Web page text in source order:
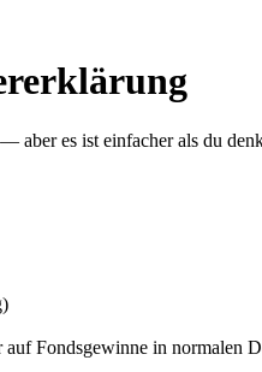
aber es ist einfacher als du
auf Fondsgewinne in normalen